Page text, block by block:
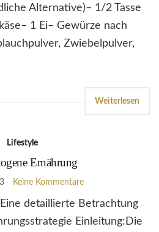
Alternative)– 1/2 Tasse
1 Ei– Gewürze nach
Zwiebelpulver,
Weiterlesen
Lifestyle
Ernährung
Keine Kommentare
detaillierte Betrachtung
Einleitung:Die